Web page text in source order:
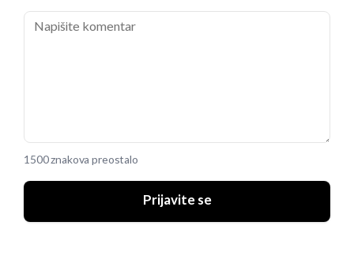
1500 znakova preostalo
Prijavite se